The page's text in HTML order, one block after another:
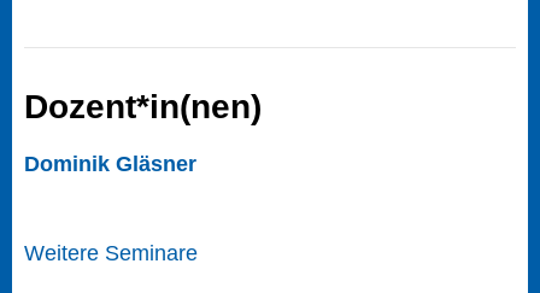
Dozent*in(nen)
Dominik Gläsner
Weitere Seminare